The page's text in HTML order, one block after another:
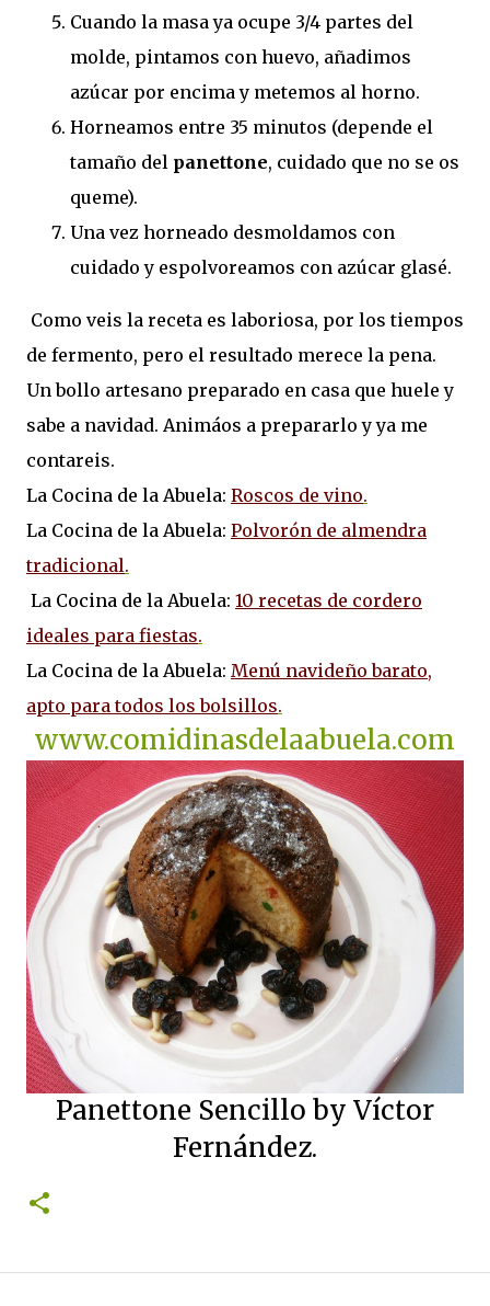
Cuando la masa ya ocupe 3/4 partes del
molde, pintamos con huevo, añadimos
azúcar por encima y metemos al horno.
Horneamos entre 35 minutos (depende el
tamaño del panettone, cuidado que no se os
queme).
Una vez horneado desmoldamos con
cuidado y espolvoreamos con azúcar glasé.
Como veis la receta es laboriosa, por los tiempos
de fermento, pero el resultado merece la pena.
Un bollo artesano preparado en casa que huele y
sabe a navidad. Animáos a prepararlo y ya me
contareis.
La Cocina de la Abuela: Roscos de vino.
La Cocina de la Abuela: Polvorón de almendra
tradicional.
La Cocina de la Abuela: 10 recetas de cordero
ideales para fiestas.
La Cocina de la Abuela: Menú navideño barato,
apto para todos los bolsillos.
www.comidinasdelaabuela.com
Panettone Sencillo by Víctor
Fernández.